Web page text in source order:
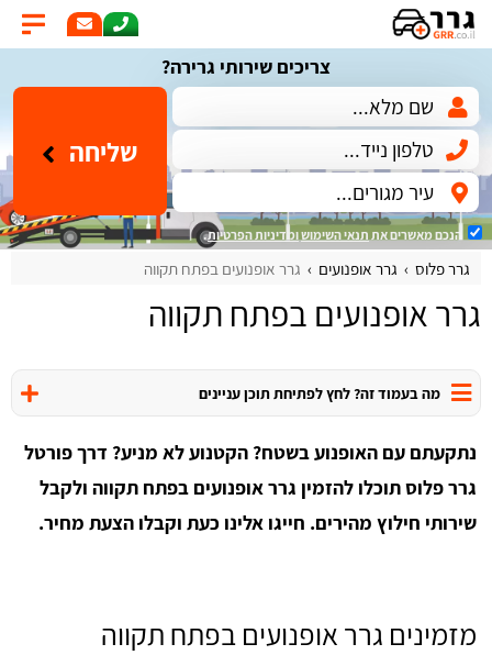
צריכים שירותי גרירה?
שליחה
הנכם מאשרים את תנאי השימושומדיניות הפרטיות.
גרר פלוס גרר אופנועים גרר אופנועים בפתח תקווה
גרר אופנועים בפתח תקווה
מה בעמוד זה? לחץ לפתיחת תוכן עניינים
נתקעתם עם האופנוע בשטח? הקטנוע לא מניע? דרך פורטל
גרר פלוס תוכלו להזמין גרר אופנועים בפתח תקווה ולקבל
שירותי חילוץ מהירים. חייגו אלינו כעת וקבלו הצעת מחיר.
מזמינים גרר אופנועים בפתח תקווה